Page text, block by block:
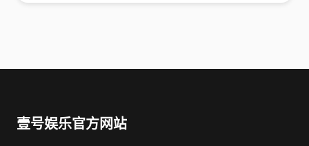
壹号娱乐官方网站